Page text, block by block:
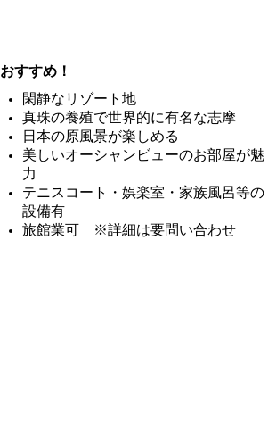
おすすめ！
閑静なリゾート地
真珠の養殖で世界的に有名な志摩
日本の原風景が楽しめる
美しいオーシャンビューのお部屋が魅
力
テニスコート・娯楽室・家族風呂等の
設備有
旅館業可 ※詳細は要問い合わせ